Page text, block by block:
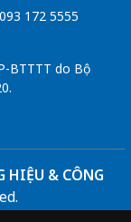
172 5555
BTTTT do Bộ
HIỆU & CÔNG